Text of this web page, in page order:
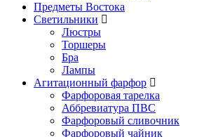
Предметы Востока
Светильники
Люстры
Торшеры
Бра
Лампы
Агитационный фарфор
Фарфоровая тарелка
Аббревиатура ПВС
Фарфоровый сливочник
Фарфоровый чайник